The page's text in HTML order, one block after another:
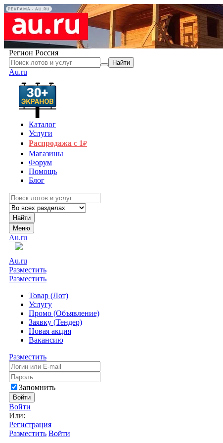
РЕКЛАМА • AU.RU
Регион Россия
Найти
Au.ru
Каталог
Услуги
Распродажа с 1₽
Магазины
Форум
Помощь
Блог
Найти
Меню
Au.ru
Au.ru
Разместить
Разместить
Товар (Лот)
Услугу
Промо (Объявление)
Заявку (Тендер)
Новая акция
Вакансию
Разместить
Запомнить
Войти
Войти
Или:
Регистрация
Разместить Войти